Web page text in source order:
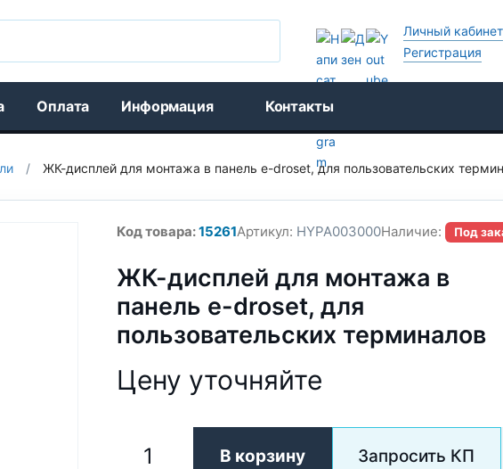
Личный кабинет
Регистрация
Оплата Информация Контакты
/ ЖК-дисплей для монтажа в панель e-droset, для пользовательских
Код товара:15261Артикул: HYPA003000Наличие: Под
ЖК-дисплей для монтажа в
панель e-droset, для
пользовательских терминалов
Цену уточняйте
В корзину Запросить КП